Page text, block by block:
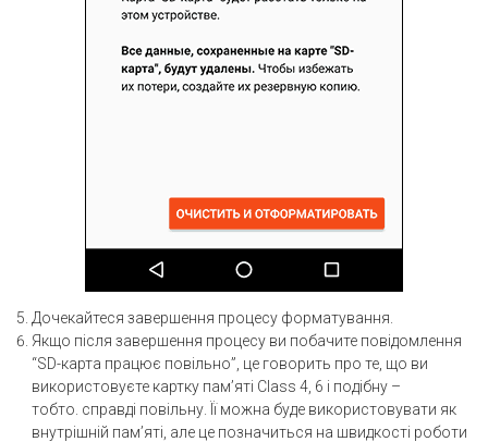
Дочекайтеся завершення процесу форматування.
Якщо після завершення процесу ви побачите повідомлення
“SD-карта працює повільно”, це говорить про те, що ви
використовуєте картку пам’яті Class 4, 6 і подібну –
тобто. справді повільну. Її можна буде використовувати як
внутрішній пам’яті, але це позначиться на швидкості роботи